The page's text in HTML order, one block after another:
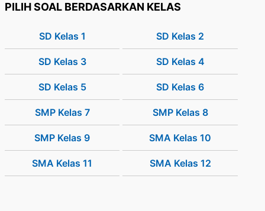
PILIH SOAL BERDASARKAN KELAS
SD Kelas 1 SD Kelas 2
SD Kelas 3 SD Kelas 4
SD Kelas 5 SD Kelas 6
SMP Kelas 7 SMP Kelas 8
SMP Kelas 9 SMA Kelas 10
SMA Kelas 11 SMA Kelas 12